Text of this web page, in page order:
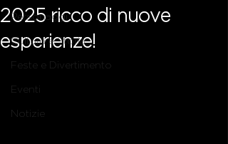
Personaggi
Cultura e Storia
Feste e Divertimento
Eventi
Notizie
2025 ricco di nuove
esperienze!